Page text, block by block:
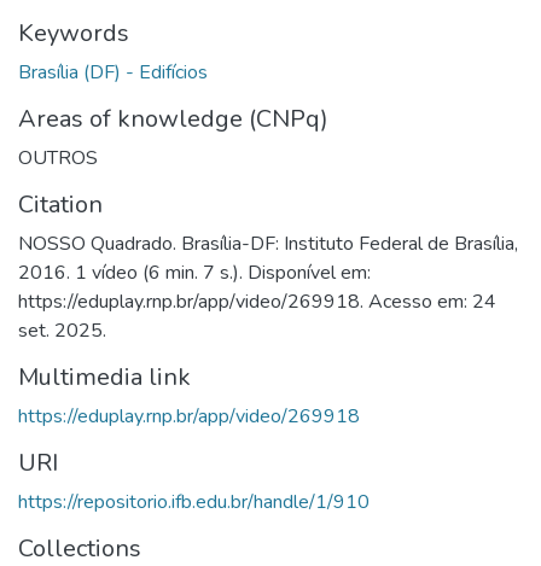
Keywords
Brasília (DF) - Edifícios
Areas of knowledge (CNPq)
OUTROS
Citation
NOSSO Quadrado. Brasília-DF: Instituto Federal de Brasília,
2016. 1 vídeo (6 min. 7 s.). Disponível em:
https://eduplay.rnp.br/app/video/269918. Acesso em: 24
set. 2025.
Multimedia link
https://eduplay.rnp.br/app/video/269918
URI
https://repositorio.ifb.edu.br/handle/1/910
Collections